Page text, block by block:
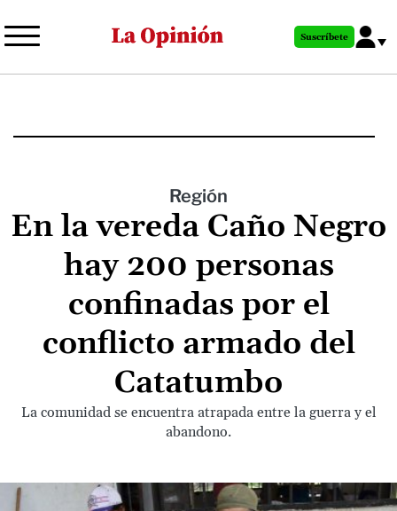
al
principal
Suscríbete
Región
En la vereda Caño Negro
hay 200 personas
confinadas por el
conflicto armado del
Catatumbo
La comunidad se encuentra atrapada entre la guerra y el
abandono.